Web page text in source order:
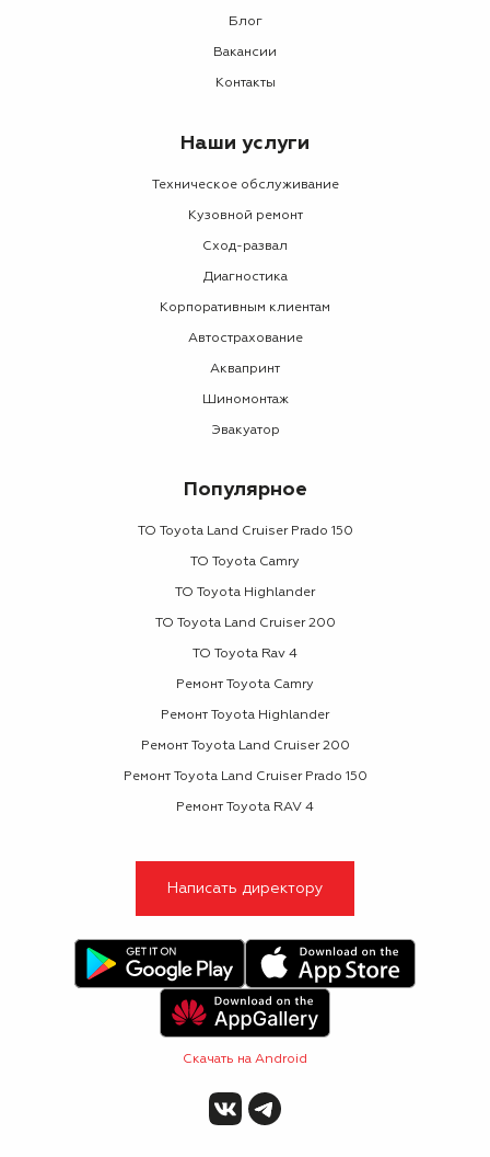
Блог
Вакансии
Контакты
Наши услуги
Техническое обслуживание
Кузовной ремонт
Сход-развал
Диагностика
Корпоративным клиентам
Автострахование
Аквапринт
Шиномонтаж
Эвакуатор
Популярное
ТО Toyota Land Cruiser Prado 150
ТО Toyota Camry
ТО Toyota Highlander
ТО Toyota Land Cruiser 200
ТО Toyota Rav 4
Ремонт Toyota Camry
Ремонт Toyota Highlander
Ремонт Toyota Land Cruiser 200
Ремонт Toyota Land Cruiser Prado 150
Ремонт Toyota RAV 4
Написать директору
Скачать на Android